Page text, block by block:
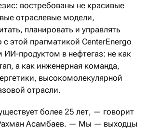
востребованы не красивые
отраслевые модели,
планировать и управлять
этой прагматикой CenterEnergo
ИИ-продуктом в нефтегаз: не как
а как инженерная команда,
высокомолекулярной
отрасли.
более 25 лет, — говорит
Асамбаев. — Мы — выходцы